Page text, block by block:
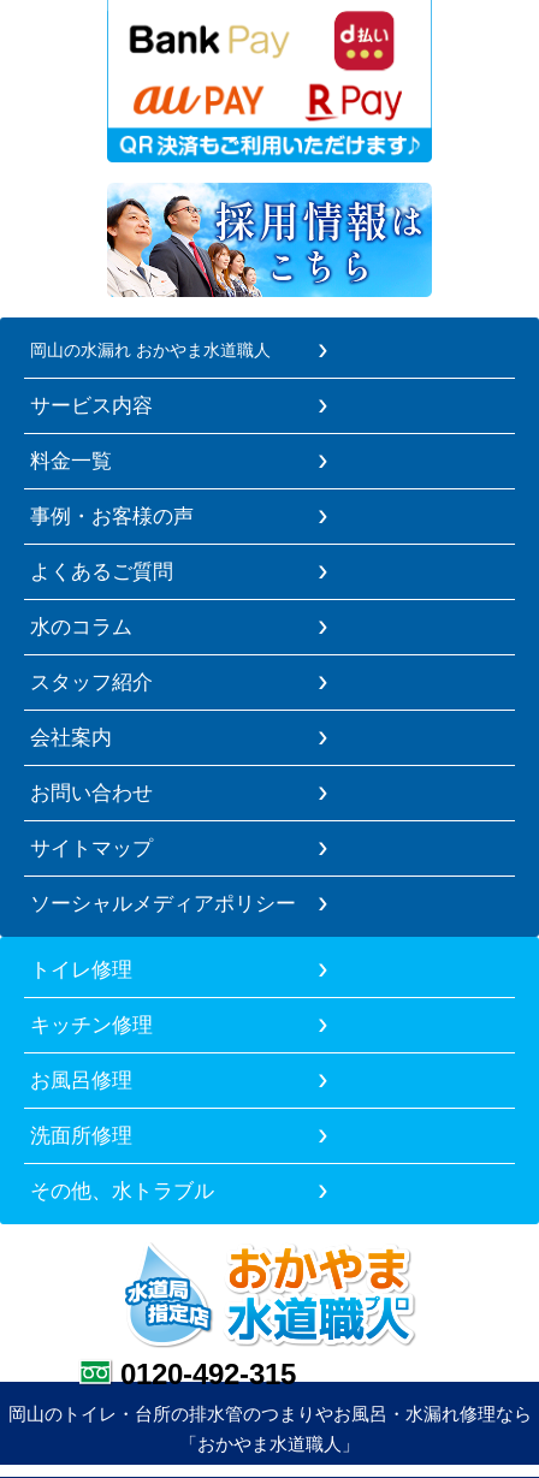
岡山の水漏れ おかやま水道職人
サービス内容
料金一覧
事例・お客様の声
よくあるご質問
水のコラム
スタッフ紹介
会社案内
お問い合わせ
サイトマップ
ソーシャルメディアポリシー
トイレ修理
キッチン修理
お風呂修理
洗面所修理
その他、水トラブル
0120-492-315
岡山のトイレ・台所の排水管のつまりやお風呂・水漏れ修理なら
「おかやま水道職人」